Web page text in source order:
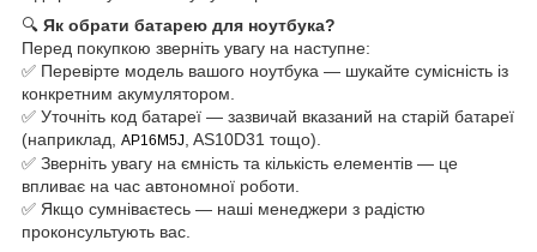
🔍 Як обрати батарею для ноутбука?
Перед покупкою зверніть увагу на наступне:
✅ Перевірте модель вашого ноутбука — шукайте сумісність із
конкретним акумулятором.
✅ Уточніть код батареї — зазвичай вказаний на старій батареї
(наприклад, AP16M5J , AS10D31 тощо).
✅ Зверніть увагу на ємність та кількість елементів — це
впливає на час автономної роботи.
✅ Якщо сумніваєтесь — наші менеджери з радістю
проконсультують вас.